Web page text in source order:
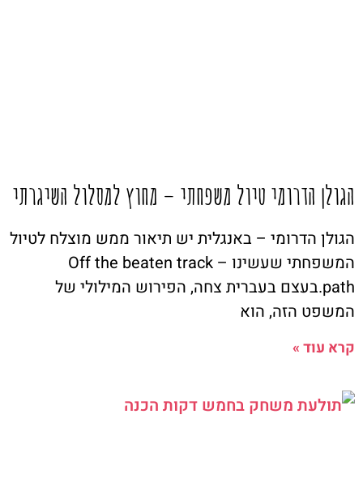
הגולן הדרומי טיול משפחתי – מחוץ למסלול השיגרתי
הגולן הדרומי – באנגלית יש תיאור ממש מוצלח לטיול
המשפחתי שעשינו – Off the beaten track
path.בעצם בעברית צחה, הפירוש המילולי של
המשפט הזה, הוא
קרא עוד »